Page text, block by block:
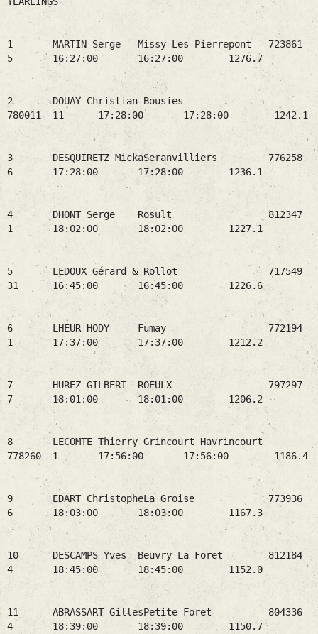
1 MARTIN Serge Missy Les Pierrepont 723861
5 16:27:00 16:27:00 1276.7
2 DOUAY Christian Bousies
780011 11 17:28:00 17:28:00 1242.1
3 DESQUIRETZ MickaSeranvilliers 776258
6 17:28:00 17:28:00 1236.1
4 DHONT Serge Rosult 812347
1 18:02:00 18:02:00 1227.1
5 LEDOUX Gérard & Rollot 717549
31 16:45:00 16:45:00 1226.6
6 LHEUR-HODY Fumay 772194
1 17:37:00 17:37:00 1212.2
7 HUREZ GILBERT ROEULX 797297
7 18:01:00 18:01:00 1206.2
8 LECOMTE Thierry Grincourt Havrincourt
778260 1 17:56:00 17:56:00 1186.4
9 EDART ChristopheLa Groise 773936
6 18:03:00 18:03:00 1167.3
10 DESCAMPS Yves Beuvry La Foret 812184
4 18:45:00 18:45:00 1152.0
11 ABRASSART GillesPetite Foret 804336
4 18:39:00 18:39:00 1150.7